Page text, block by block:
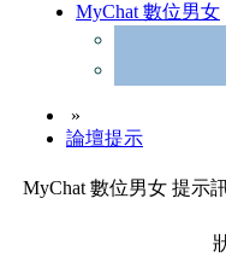
MyChat 數位男女
»
論壇提示
MyChat 數位男女 提示